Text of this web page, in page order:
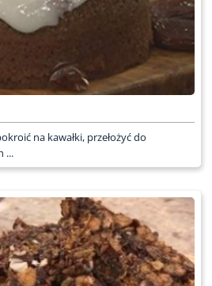
na kawałki, przełożyć do
...